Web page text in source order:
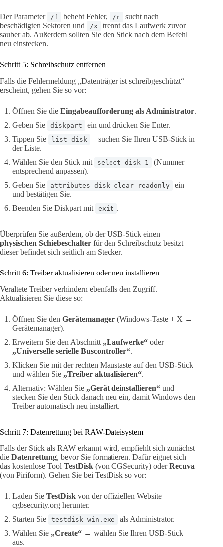
Der Parameter /f behebt Fehler, /r
sucht nach
beschädigten Sektoren und
/x
trennt das Laufwerk zuvor
sauber ab. Außerdem sollten Sie den Stick nach dem Befehl
neu einstecken.
Schritt 5: Schreibschutz entfernen
Falls die Fehlermeldung „Datenträger ist schreibgeschützt“
erscheint, gehen Sie so vor:
Öffnen Sie die Eingabeaufforderung als Administrator.
Geben Sie
diskpart
ein und drücken Sie Enter.
Tippen Sie
list disk
– suchen Sie Ihren USB-Stick in
der Liste.
Wählen Sie den Stick mit
select disk 1
(Nummer
entsprechend anpassen).
Geben Sie
attributes disk clear readonly
ein
und bestätigen Sie.
Beenden Sie Diskpart mit
exit .
Überprüfen Sie außerdem, ob der USB-Stick einen
physischen Schiebeschalter für den Schreibschutz besitzt –
dieser befindet sich seitlich am Stecker.
Schritt 6: Treiber aktualisieren oder neu installieren
Veraltete Treiber verhindern ebenfalls den Zugriff.
Aktualisieren Sie diese so:
Öffnen Sie den Gerätemanager (Windows-Taste + X →
Gerätemanager).
Erweitern Sie den Abschnitt „Laufwerke“ oder
„Universelle serielle Buscontroller“.
Klicken Sie mit der rechten Maustaste auf den USB-Stick
und wählen Sie „Treiber aktualisieren“.
Alternativ: Wählen Sie „Gerät deinstallieren“ und
stecken Sie den Stick danach neu ein, damit Windows den
Treiber automatisch neu installiert.
Schritt 7: Datenrettung bei RAW-Dateisystem
Falls der Stick als RAW erkannt wird, empfiehlt sich zunächst
die Datenrettung, bevor Sie formatieren. Dafür eignet sich
das kostenlose Tool TestDisk (von CGSecurity) oderRecuva
(von Piriform). Gehen Sie bei TestDisk so vor:
Laden Sie TestDisk von der offiziellen Website
cgbsecurity.org herunter.
Starten Sie
testdisk_win.exe
als Administrator.
Wählen Sie „Create“ → wählen Sie Ihren USB-Stick
aus.